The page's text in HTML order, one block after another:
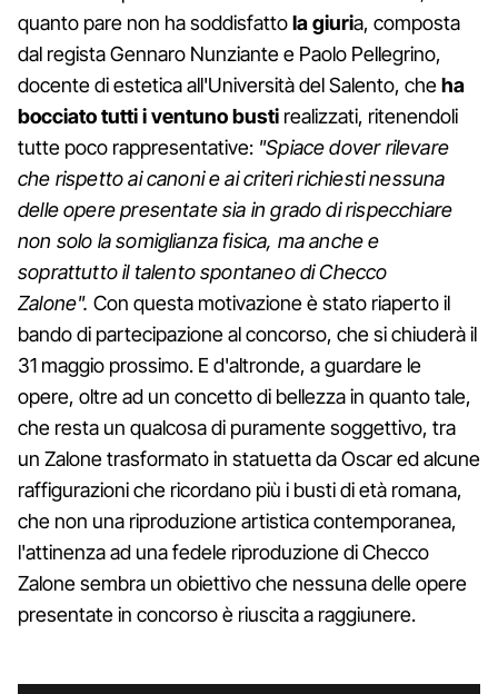
quanto pare non ha soddisfattola giuria, composta
dal regista Gennaro Nunziante e Paolo Pellegrino,
docente di estetica all'Università del Salento, cheha
bocciato tutti i ventuno busti realizzati, ritenendoli
tutte poco rappresentative: "Spiace dover rilevare
che rispetto ai canoni e ai criteri richiesti nessuna
delle opere presentate sia in grado di rispecchiare
non solo la somiglianza fisica, ma anche e
soprattutto il talento spontaneo di Checco
Zalone". Con questa motivazione è stato riaperto il
bando di partecipazione al concorso, che si chiuderà il
31 maggio prossimo. E d'altronde, a guardare le
opere, oltre ad un concetto di bellezza in quanto tale,
che resta un qualcosa di puramente soggettivo, tra
un Zalone trasformato in statuetta da Oscar ed alcune
raffigurazioni che ricordano più i busti di età romana,
che non una riproduzione artistica contemporanea,
l'attinenza ad una fedele riproduzione di Checco
Zalone sembra un obiettivo che nessuna delle opere
presentate in concorso è riuscita a raggiunere.